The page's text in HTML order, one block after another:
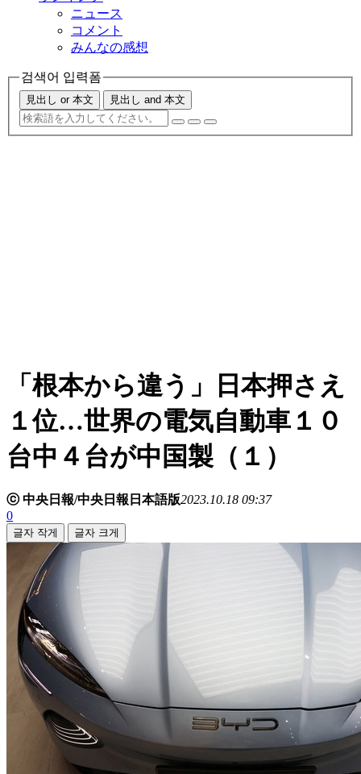
ニュース
コメント
みんなの感想
검색어 입력폼
見出し or 本文 見出し and 本文
「根本から違う」日本押さえ
１位…世界の電気自動車１０
台中４台が中国製（１）
ⓒ 中央日報/中央日報日本語版2023.10.18 09:37
0
글자 작게 글자 크게